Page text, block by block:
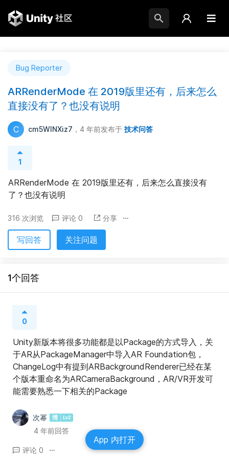
Bug Reporter
ARRenderMode 在 2019版里还有，后来怎么
直接没有了？也没有说明
C cm5WINXiz7 ，4 年前发布于 技术问答
1
ARRenderMode 在 2019版里还有，后来怎么直接没有
了？也没有说明
316 次浏览 评论 0 分享
写回答 关注问题
1个回答
0
Unity新版本将很多功能都是以Package的方式导入，关
于AR从PackageManager中导入AR Foundation包，
ChangeLog中有提到ARBackgroundRenderer已经在某
个版本重命名为ARCameraBackground，AR/VR开发可
能需要熟悉一下相关的Package
次幂
4 年前回答
评论 0
App 内打开